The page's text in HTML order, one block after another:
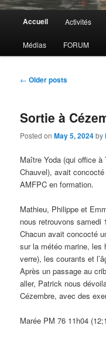
Accueil Activités
Médias FORUM
Post
← Older posts
Sortie à
Posted onMay 5, 2024by
Maître Yoda (qui office
Chauvel), avait
AMFPC en formation.
Mathieu, Philippe et
nous retrouvons samedi
Chacun avait concocté
sur la météo marine, les
verre), les courants et
Après un passage au
aller, Patrick nous
Cézembre, avec des
Marée PM 76 11h04